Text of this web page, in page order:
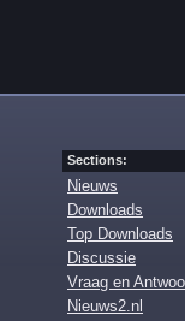
Sections:
Nieuws
Downloads
Top Downloads
Discussie
Vraag en
Nieuws2.nl